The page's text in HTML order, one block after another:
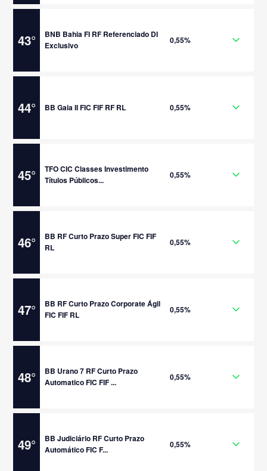
43°
BNB Bahia FI RF Referenciado DI
Exclusivo
0,55%
44° BB Gaia II FIC FIF RF RL 0,55%
45°
TFO CIC Classes Investimento
Títulos Públicos...
0,55%
46°
BB RF Curto Prazo Super FIC FIF
RL
0,55%
47°
BB RF Curto Prazo Corporate Ágil
FIC FIF RL
0,55%
48°
BB Urano 7 RF Curto Prazo
Automatico FIC FIF ...
0,55%
49°
BB Judiciário RF Curto Prazo
Automático FIC F...
0,55%